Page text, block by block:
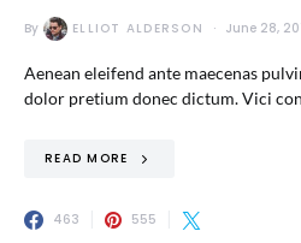
By ELLIOT ALDERSON June 28,
Aenean eleifend ante maecenas
dolor pretium donec dictum. Vici
READ MORE
463 555